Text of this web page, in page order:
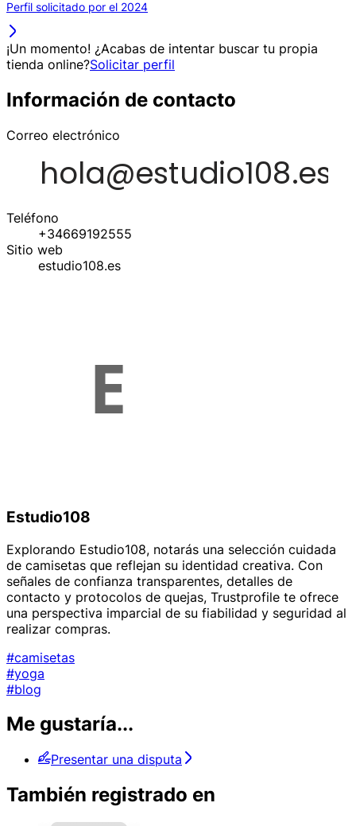
Perfil solicitado por el 2024
¡Un momento! ¿Acabas de intentar buscar tu propia
tienda online?Solicitar perfil
Información de contacto
Correo electrónico
Teléfono
+34669192555
Sitio web
estudio108.es
Estudio108
Explorando Estudio108, notarás una selección cuidada
de camisetas que reflejan su identidad creativa. Con
señales de confianza transparentes, detalles de
contacto y protocolos de quejas, Trustprofile te ofrece
una perspectiva imparcial de su fiabilidad y seguridad al
realizar compras.
#camisetas
#yoga
#blog
Me gustaría...
Presentar una disputa
También registrado en